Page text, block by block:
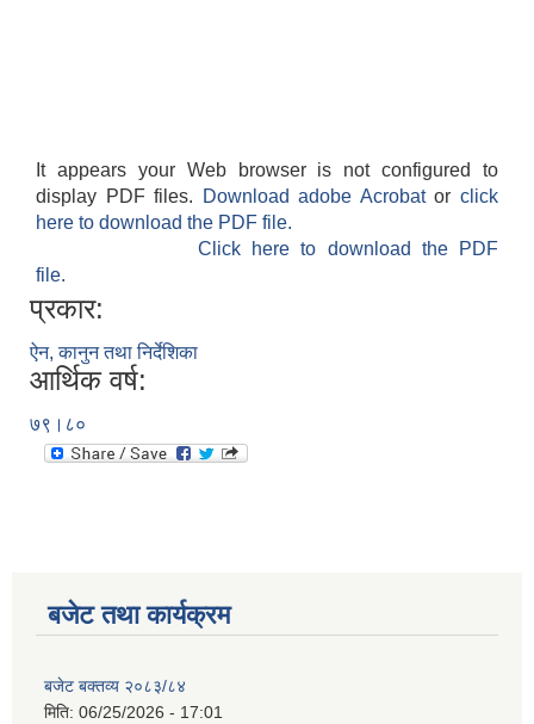
It appears your Web browser is not configured to
display PDF files.
Download adobe Acrobatorclick
here to download the PDF file.
Click here to download the PDF
file.
प्रकार:
ऐन, कानुन तथा निर्देशिका
आर्थिक वर्ष:
७९।८०
बजेट तथा कार्यक्रम
बजेट बक्तव्य २०८३/८४
मिति: 06/25/2026 - 17:01